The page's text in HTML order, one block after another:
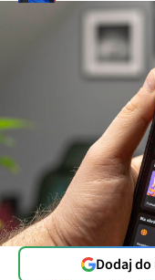
Dodaj